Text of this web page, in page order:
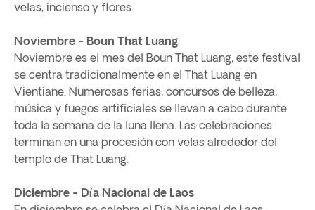
velas, incienso y flores.
Noviembre - Boun That Luang
Noviembre es el mes del Boun That Luang, este festival
se centra tradicionalmente en el That Luang en
Vientiane. Numerosas ferias, concursos de belleza,
música y fuegos artificiales se llevan a cabo durante
toda la semana de la luna llena. Las celebraciones
terminan en una procesión con velas alrededor del
templo de That Luang.
Diciembre - Día Nacional de Laos